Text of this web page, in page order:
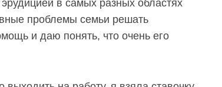
в самых разных областях
проблемы семьи решать
и даю понять, что очень его